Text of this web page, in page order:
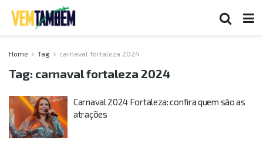
Home Tag carnaval fortaleza 2024
Tag: carnaval fortaleza 2024
Carnaval 2024 Fortaleza: confira quem são as
atrações